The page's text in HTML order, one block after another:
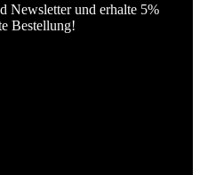
Newsletter und erhalte 5%
Bestellung!